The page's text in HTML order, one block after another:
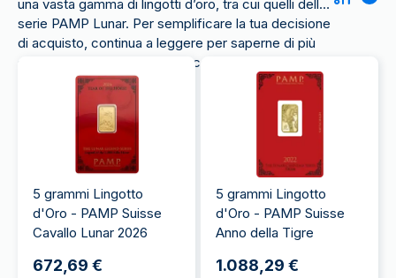
una vasta gamma di lingotti d’oro, tra cui quelli della
serie PAMP Lunar. Per semplificare la tua decisione
di acquisto, continua a leggere per saperne di più
su questi lingotti d’oro dall’eccezionale fattura
artigianale.
5 grammi Lingotto
d'Oro - PAMP Suisse
Cavallo Lunar 2026
672,69 €
5 grammi Lingotto
d'Oro - PAMP Suisse
Anno della Tigre
1.088,29 €